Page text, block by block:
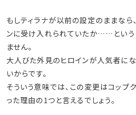
もしティラナが以前の設定のままなら
ンに受け入れられていたか……という
ません。
大人びた外見のヒロインが人気者に
いからです。
そういう意味では、この変更はコップ
った理由の1つと言えるでしょう。